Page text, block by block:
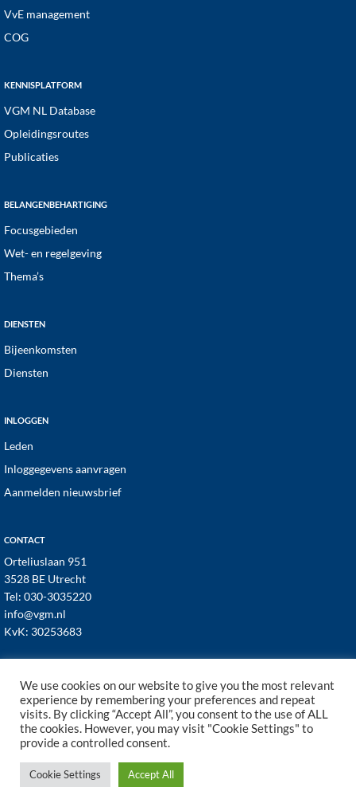
VvE management
COG
KENNISPLATFORM
VGM NL Database
Opleidingsroutes
Publicaties
BELANGENBEHARTIGING
Focusgebieden
Wet- en regelgeving
Thema’s
DIENSTEN
Bijeenkomsten
Diensten
INLOGGEN
Leden
Inloggegevens aanvragen
Aanmelden nieuwsbrief
CONTACT
Orteliuslaan 951
3528 BE Utrecht
Tel: 030-3035220
info@vgm.nl
KvK: 30253683
© 1998–2026 · VGM NL dé branchevereniging voor
vastgoed- en VvE managers ·
Privacy
We use cookies on our website to give you the most relevant
experience by remembering your preferences and repeat
visits. By clicking “Accept All”, you consent to the use of ALL
the cookies. However, you may visit "Cookie Settings" to
provide a controlled consent.
Cookie Settings Accept All